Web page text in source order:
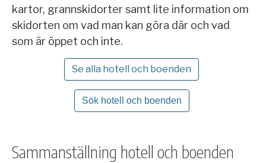
kartor, grannskidorter samt lite information om
skidorten om vad man kan göra där och vad
som är öppet och inte.
Se alla hotell och boenden
Sök hotell och boenden
Sammanställning hotell och boenden